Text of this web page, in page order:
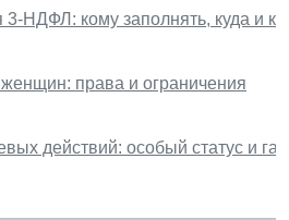
НДФЛ: кому заполнять, куда и
права и ограничения
действий: особый статус и